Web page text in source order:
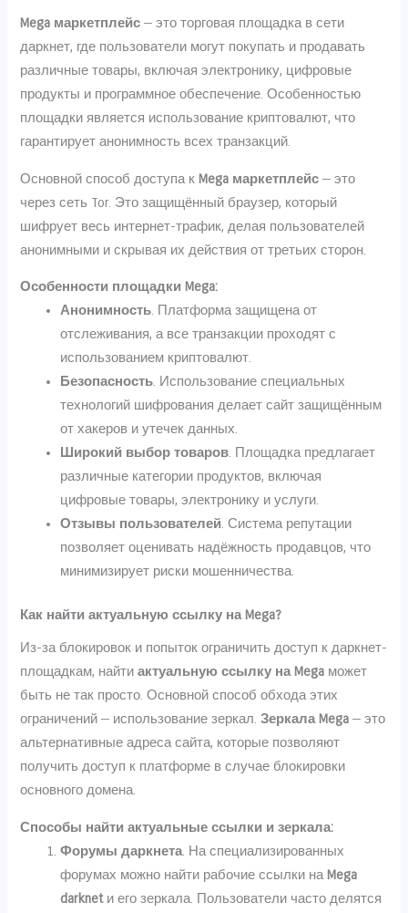
Mega маркетплейс — это торговая площадка в сети
даркнет, где пользователи могут покупать и продавать
различные товары, включая электронику, цифровые
продукты и программное обеспечение. Особенностью
площадки является использование криптовалют, что
гарантирует анонимность всех транзакций.
Основной способ доступа к Mega маркетплейс — это
через сеть Tor. Это защищённый браузер, который
шифрует весь интернет-трафик, делая пользователей
анонимными и скрывая их действия от третьих сторон.
Особенности площадки Mega:
Анонимность. Платформа защищена от
отслеживания, а все транзакции проходят с
использованием криптовалют.
Безопасность. Использование специальных
технологий шифрования делает сайт защищённым
от хакеров и утечек данных.
Широкий выбор товаров. Площадка предлагает
различные категории продуктов, включая
цифровые товары, электронику и услуги.
Отзывы пользователей. Система репутации
позволяет оценивать надёжность продавцов, что
минимизирует риски мошенничества.
Как найти актуальную ссылку на Mega?
Из-за блокировок и попыток ограничить доступ к даркнет-
площадкам, найтиактуальную ссылку на Mega может
быть не так просто. Основной способ обхода этих
ограничений — использование зеркал.Зеркала Mega — это
альтернативные адреса сайта, которые позволяют
получить доступ к платформе в случае блокировки
основного домена.
Способы найти актуальные ссылки и зеркала:
Форумы даркнета. На специализированных
форумах можно найти рабочие ссылки на Mega
darknetи его зеркала. Пользователи часто делятся